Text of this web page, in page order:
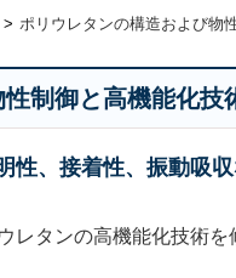
ポリウレタンの構造および物
制御と高機能化技
性、接着性、振動吸
レタンの高機能化技術